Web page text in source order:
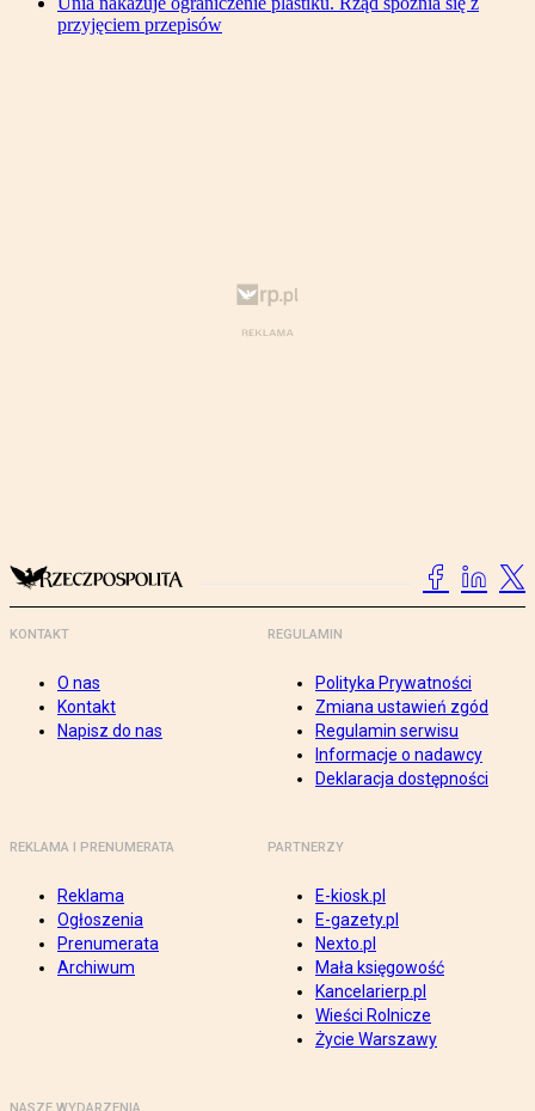
przyjęciem przepisów
KONTAKT
O nas
Kontakt
Napisz do nas
REGULAMIN
Polityka Prywatności
Zmiana ustawień zgód
Regulamin serwisu
Informacje o nadawcy
Deklaracja dostępności
REKLAMA I PRENUMERATA
Reklama
Ogłoszenia
Prenumerata
Archiwum
PARTNERZY
E-kiosk.pl
E-gazety.pl
Nexto.pl
Mała księgowość
Kancelarierp.pl
Wieści Rolnicze
Życie Warszawy